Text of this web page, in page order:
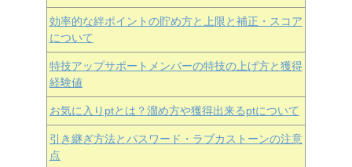
効率的な絆ポイントの貯め方と上限と補正・スコア
について
特技アップサポートメンバーの特技の上げ方と獲得
経験値
お気に入りptとは？溜め方や獲得出来るptについて
引き継ぎ方法とパスワード・ラブカストーンの注意
点